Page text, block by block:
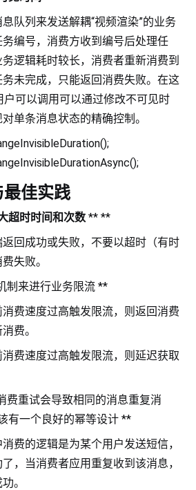
队列来发送解耦“视频渲染”的业务
编号，消费方收到编号后处理任
逻辑耗时较长，消费者重新消费到
未完成，只能返回消费失败。在这
可以调用可以通过修改不可见时
单条消息状态的精确控制。
佳实践
超时时间和次数 ** **
回成功或失败，不要以超时（有时
失败。
制来进行业务限流 **
费速度过高触发限流，则返回消费
费。
费速度过高触发限流，则延迟获取
费重试会导致相同的消息重复消
有一个良好的幂等设计 **
费的逻辑是为某个用户发送短信，
，当消费者应用重复收到该消息，
。